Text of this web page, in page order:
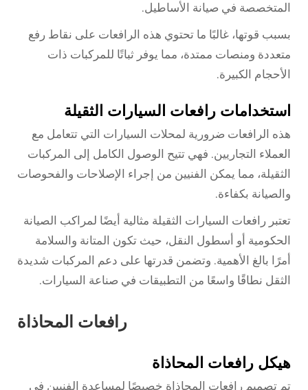
المتخصصة في صيانة الأساطيل.
بسبب قوتها، غالبًا ما تحتوي هذه الرافعات على نقاط رفع
متعددة ومنصات ممتدة، مما يوفر ثباتًا للمركبات ذات
الأحجام الكبيرة.
استخدامات رافعات السيارات الثقيلة
هذه الرافعات ضرورية لمحلات السيارات التي تتعامل مع
العملاء التجاريين. فهي تتيح الوصول الكامل إلى المركبات
الثقيلة، مما يمكن الفنيين من إجراء الإصلاحات والفحوصات
والصيانة بكفاءة.
تعتبر رافعات السيارات الثقيلة مثالية أيضًا لمراكب الصيانة
الحكومية أو أسطول النقل، حيث تكون المتانة والسلامة
أمرًا بالغ الأهمية. وتضمن قدرتها على دعم المركبات شديدة
الثقل نطاقًا واسعًا من التطبيقات في صناعة السيارات.
رافعات المحاذاة
هيكل رافعات المحاذاة
تم تصميم رافعات المحاذاة خصيصًا لمساعدة الفنيين في